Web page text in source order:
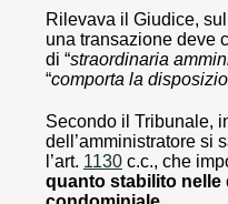
Rilevava il Giudice,
una transazione deve
di “straordinaria
“comporta la
Secondo il Tribunale,
dell’amministratore si
l’art. 1130 c.c., che
quanto stabilito nelle